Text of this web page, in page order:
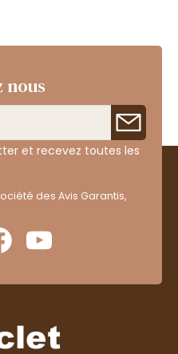
nous
et recevez toutes les
des Avis Garantis,